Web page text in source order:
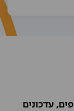
עדכונים